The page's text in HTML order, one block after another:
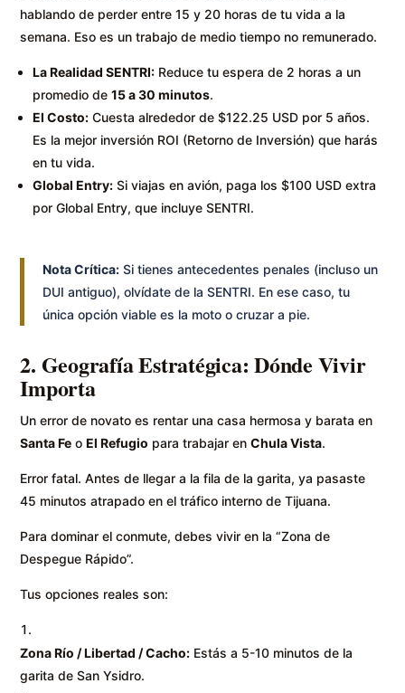
hablando de perder entre 15 y 20 horas de tu vida a la
semana. Eso es un trabajo de medio tiempo no remunerado.
La Realidad SENTRI: Reduce tu espera de 2 horas a un
promedio de15 a 30 minutos.
El Costo: Cuesta alrededor de $122.25 USD por 5 años.
Es la mejor inversión ROI (Retorno de Inversión) que harás
en tu vida.
Global Entry: Si viajas en avión, paga los $100 USD extra
por Global Entry, que incluye SENTRI.
Nota Crítica: Si tienes antecedentes penales (incluso un
DUI antiguo), olvídate de la SENTRI. En ese caso, tu
única opción viable es la moto o cruzar a pie.
2. Geografía Estratégica: Dónde Vivir
Importa
Un error de novato es rentar una casa hermosa y barata en
Santa Fe oEl Refugio para trabajar enChula Vista.
Error fatal. Antes de llegar a la fila de la garita, ya pasaste
45 minutos atrapado en el tráfico interno de Tijuana.
Para dominar el conmute, debes vivir en la “Zona de
Despegue Rápido”.
Tus opciones reales son:
Zona Río / Libertad / Cacho: Estás a 5-10 minutos de la
garita de San Ysidro.